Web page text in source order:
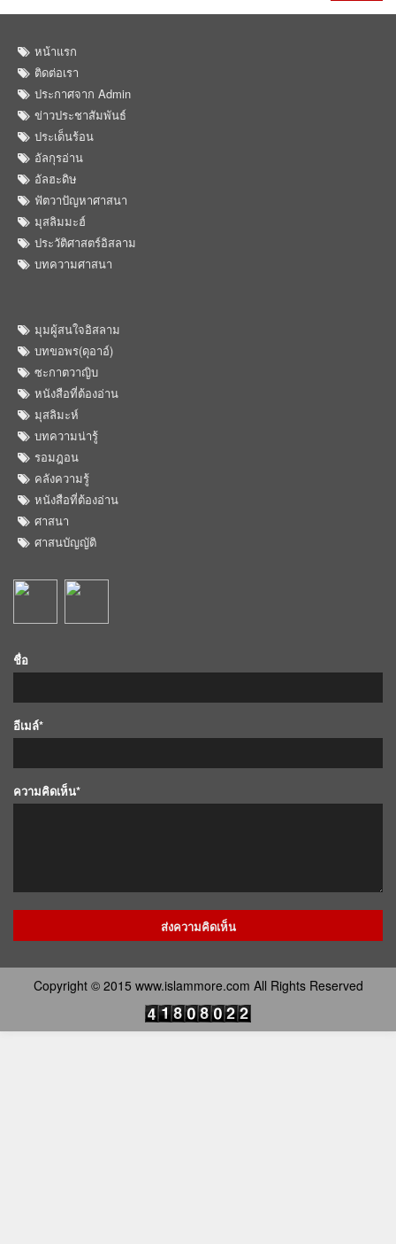
หน้าแรก
ติดต่อเรา
ประกาศจาก Admin
ข่าวประชาสัมพันธ์
ประเด็นร้อน
อัลกุรอ่าน
อัลฮะดิษ
ฟัตวาปัญหาศาสนา
มุสลิมมะฮ์
ประวัติศาสตร์อิสลาม
บทความศาสนา
มุมผู้สนใจอิสลาม
บทขอพร(ดุอาอ์)
ซะกาตวาญิบ
หนังสือที่ต้องอ่าน
มุสลิมะห์
บทความน่ารู้
รอมฎอน
คลังความรู้
หนังสือที่ต้องอ่าน
ศาสนา
ศาสนบัญญัติ
ชื่อ
อีเมล์*
ความคิดเห็น*
Copyright © 2015 www.islammore.com All Rights Reserved